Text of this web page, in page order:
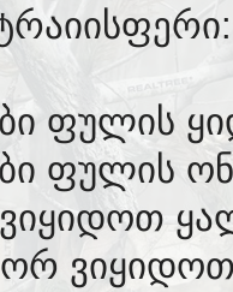
ფულის
ფულის